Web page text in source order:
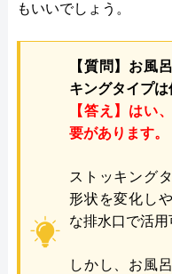
もいいでしょう。
【質問】お風
キングタイプは
【答え】はい
要があります。
ストッキング
形状を変化し
な排水口で活用
しかし、お風